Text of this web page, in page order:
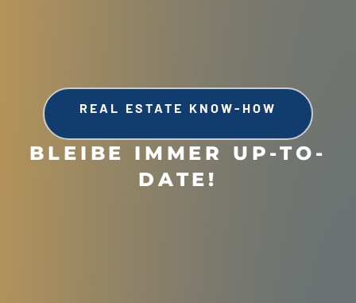
REAL ESTATE KNOW-HOW
BLEIBE IMMER UP-TO-
DATE!